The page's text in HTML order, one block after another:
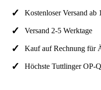
Kostenloser Versand ab
Versand 2-5 Werktage
Kauf auf Rechnung für
Höchste Tuttlinger OP-